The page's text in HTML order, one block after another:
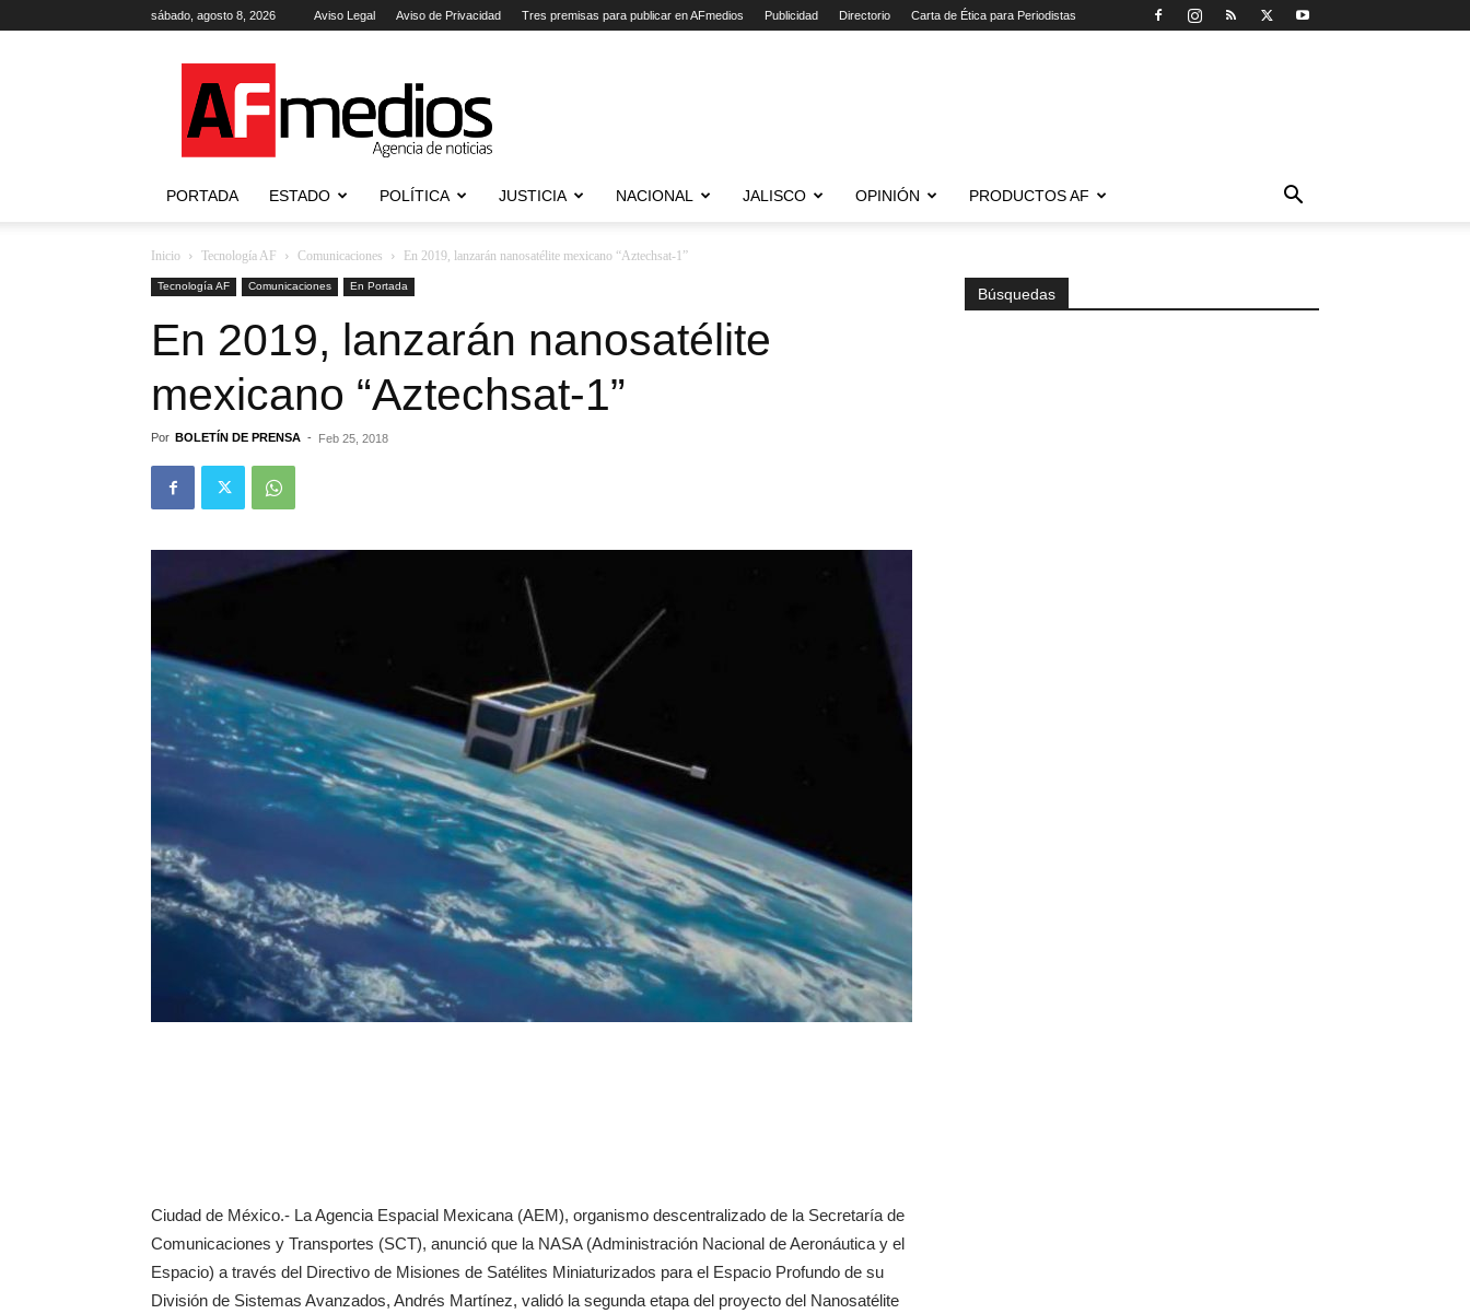
sábado, agosto 8, 2026 Aviso Legal Aviso de Privacidad Tres premisas para publicar en AFmedios Publicidad Directorio Carta de Ética para Periodistas
Agencia
de
Noticias
PORTADA ESTADO POLÍTICA JUSTICIA NACIONAL JALISCO OPINIÓN PRODUCTOS AF
Inicio Tecnología AF Comunicaciones En 2019, lanzarán nanosatélite mexicano “Aztechsat-1”
Tecnología AF Comunicaciones En Portada
En 2019, lanzarán nanosatélite
mexicano “Aztechsat-1”
Por BOLETÍN DE PRENSA - Feb 25, 2018
Ciudad de México.- La Agencia Espacial Mexicana (AEM), organismo descentralizado de la Secretaría de
Comunicaciones y Transportes (SCT), anunció que la NASA (Administración Nacional de Aeronáutica y el
Espacio) a través del Directivo de Misiones de Satélites Miniaturizados para el Espacio Profundo de su
División de Sistemas Avanzados, Andrés Martínez, validó la segunda etapa del proyecto del Nanosatélite
Búsquedas